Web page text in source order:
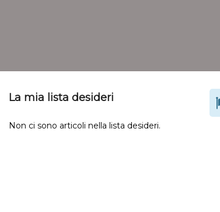
La mia lista desideri
Non ci sono articoli nella lista desideri.